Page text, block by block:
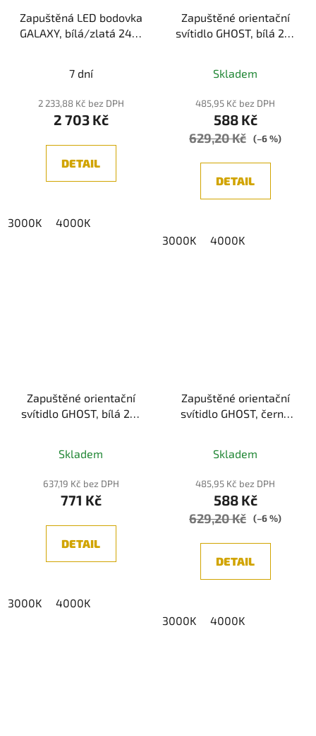
Zapuštěná LED bodovka
GALAXY, bílá/zlatá 24W
7 dní
2 233,88 Kč bez DPH
2 703 Kč
DETAIL
3000K 4000K
Zapuštěné orientační
svítidlo GHOST, bílá 2W
Skladem
485,95 Kč bez DPH
588 Kč
629,20 Kč (–6 %)
DETAIL
3000K 4000K
Zapuštěné orientační
svítidlo GHOST, bílá 2W
Skladem
637,19 Kč bez DPH
771 Kč
DETAIL
3000K 4000K
Zapuštěné orientační
svítidlo GHOST, černá
hodnocení
produktu
je
5,0
5
Skladem
485,95 Kč bez DPH
588 Kč
629,20 Kč (–6 %)
DETAIL
3000K 4000K